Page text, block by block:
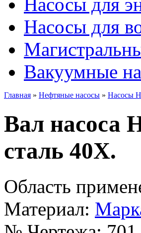
Насосы для
Вакуумные
Главная » Нефтяные насосы » Насосы
Вал насоса
сталь 40Х.
Область
Материал: